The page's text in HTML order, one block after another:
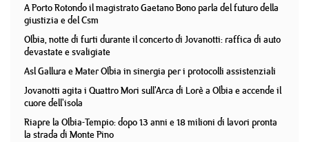
A Porto Rotondo il magistrato Gaetano Bono parla del futuro della
giustizia e del Csm
Olbia, notte di furti durante il concerto di Jovanotti: raffica di auto
devastate e svaligiate
Asl Gallura e Mater Olbia in sinergia per i protocolli assistenziali
Jovanotti agita i Quattro Mori sull'Arca di Lorè a Olbia e accende il
cuore dell'isola
Riapre la Olbia-Tempio: dopo 13 anni e 18 milioni di lavori pronta
la strada di Monte Pino